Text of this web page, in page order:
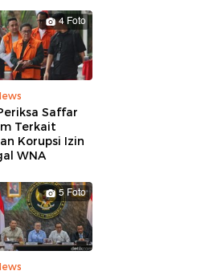
4 Foto
Saffar
Terkait
Korupsi Izin
WNA
5 Foto